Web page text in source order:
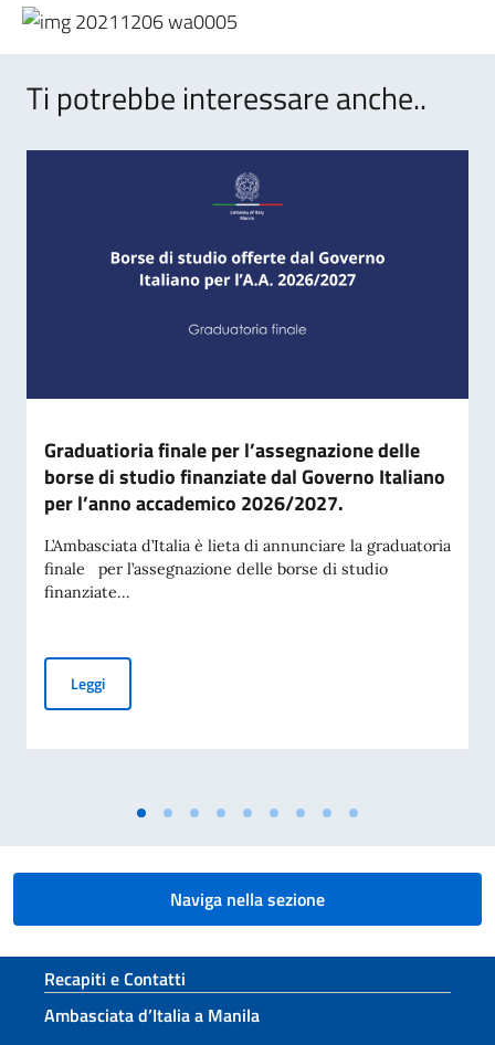
Ti potrebbe interessare anche..
Graduatioria finale per l’assegnazione delle
borse di studio finanziate dal Governo Italiano
per l’anno accademico 2026/2027.
L’Ambasciata d’Italia è lieta di annunciare la graduatoria
finale per l’assegnazione delle borse di studio
finanziate...
LeggiGraduatioria finale per l’assegnazione delle borse di
Naviga nella sezione
Sezione footer
Recapiti e Contatti
Ambasciata d’Italia a Manila